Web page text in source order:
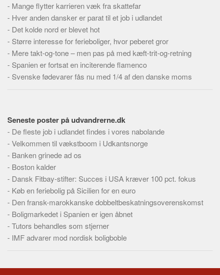
- Mange flytter karrieren væk fra skattefar
- Hver anden dansker er parat til et job i udlandet
- Det kolde nord er blevet hot
- Større interesse for ferieboliger, hvor peberet gror
- Mere takt-og-tone – men pas på med kæft-trit-og-retning
- Spanien er fortsat en inciterende flamenco
- Svenske fødevarer fås nu med 1/4 af den danske moms
Seneste poster på udvandrerne.dk
- De fleste job i udlandet findes i vores nabolande
-Velkommen til vækstboom i Udkantsnorge
- Banken grinede ad os
- Boston kalder
- Dansk Fitbay-stifter: Succes i USA kræver 100 pct. fokus
- Køb en feriebolig på Sicilien for en euro
- Den fransk-marokkanske dobbeltbeskatningsoverenskomst
- Boligmarkedet i Spanien er igen åbnet
-Tutors behandles som stjerner
- IMF advarer mod nordisk boligboble